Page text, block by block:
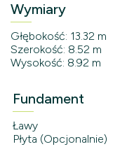
Wymiary
Głębokość: 13.32 m
Szerokość: 8.52 m
Wysokość: 8.92 m
Fundament
Ławy
Płyta (Opcjonalnie)